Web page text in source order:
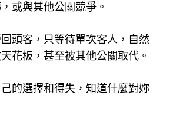
或與其他公關競爭。
頭客，只等待單次客人，自然
花板，甚至被其他公關取代。
的選擇和得失，知道什麼對妳